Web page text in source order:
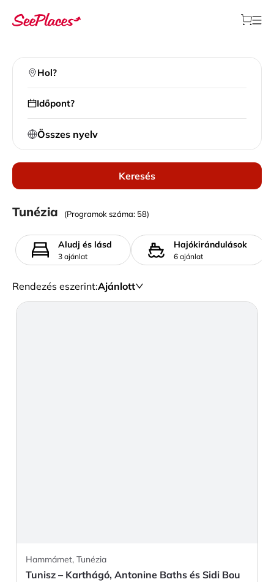
Hol?
Időpont?
Összes nyelv
Keresés
Helyi kirándulások
Tunézia
Tunézia (Programok száma: 58)
Aludj és lásd
3 ajánlat
Hajókirándulások
6 ajánlat
Rendezés eszerint:Ajánlott
Hammámet, Tunézia
Tunisz – Karthágó, Antonine Baths és Sidi Bou